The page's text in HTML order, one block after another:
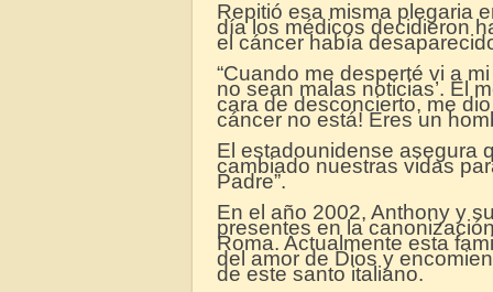
Repitió esa misma plegaria
día los médicos decidieron
el cáncer había
“Cuando me desperté vi a
no sean malas noticias’. El
cara de desconcierto, me dio
cáncer no está! Eres un
El estadounidense asegura
cambiado nuestras vidas
Padre”.
En el año 2002, Anthony y
presentes en la
Roma. Actualmente esta
del amor de Dios y
de este santo italiano.